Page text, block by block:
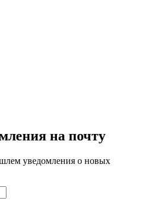
на почту
уведомления о новых